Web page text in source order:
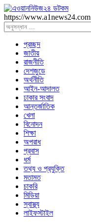
https://www.a1news24.com
প্রচ্ছদ
জাতীয়
রাজনীতি
দেশজুডে
অর্থনীতি
আইন-আদালত
ঢাকার সংবাদ
আন্তর্জাতিক
খেলা
বিনোদন
শিক্ষা
অপরাধ
প্রবাস
ধর্ম
তথ্য ও প্রযুক্তি
মতামত
চাকরি
মিডিয়া
স্বাস্থ্য
লাইফস্টাইল